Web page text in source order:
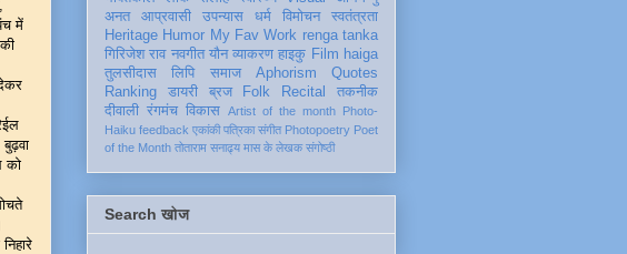
में
को
अनत
आप्रवासी उपन्यास धर्म विमोचन
स्वतंत्रता
Heritage Humor My Fav Work renga tanka
गिरिजेश राव नवगीत यौन व्याकरण हाइकु Film haiga
तुलसीदास
लिपि समाज Aphorism
Quotes
Ranking
डायरी ब्रज Folk Recital
तकनीक
दीवाली रंगमंच विकास Artist of the month Photo-
Haiku feedback एकांकी पत्रिका संगीत Photopoetry Poet
of the Month तोताराम सनाढ्य मास के लेखक संगोष्ठी
Search खोज